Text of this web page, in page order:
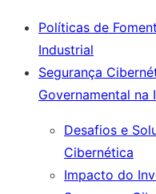
Políticas de
Industrial
Segurança
Governamental na
Desafios e
Cibernética
Impacto do